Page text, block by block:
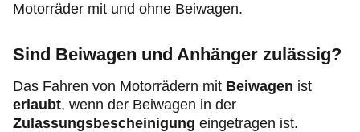
Motorräder mit und ohne Beiwagen.
Sind Beiwagen und Anhänger zulässig?
Das Fahren von Motorrädern mit Beiwagen ist
erlaubt, wenn der Beiwagen in der
Zulassungsbescheinigung eingetragen ist.